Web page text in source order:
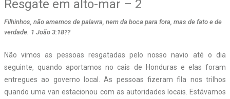
Resgate em alto-mar – 2
Filhinhos, não amemos de palavra, nem da boca para fora, mas de fato e de
verdade. 1 João 3:18??
Não vimos as pessoas resgatadas pelo nosso navio até o dia
seguinte, quando aportamos no cais de Honduras e elas foram
entregues ao governo local. As pessoas fizeram fila nos trilhos
quando uma van estacionou com as autoridades locais. Estávamos